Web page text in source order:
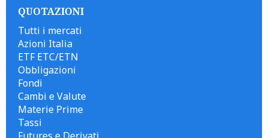
QUOTAZIONI
Tutti i mercati
Azioni Italia
ETF ETC/ETN
Obbligazioni
Fondi
Cambi e Valute
Materie Prime
Tassi